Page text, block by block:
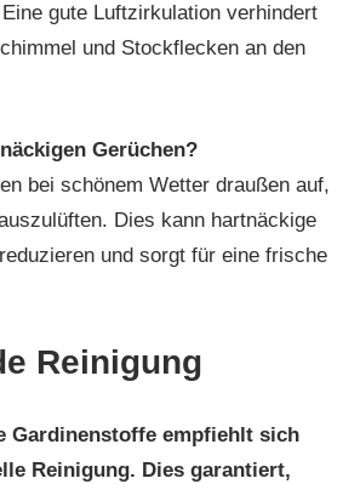
gute Luftzirkulation verhindert
und Stockflecken an den
Gerüchen?
bei schönem Wetter draußen auf,
Dies kann hartnäckige
und sorgt für eine frische
Reinigung
Gardinenstoffe empfiehlt sich
Reinigung. Dies garantiert,